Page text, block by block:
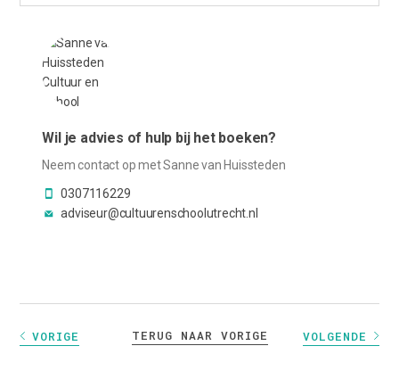
Wil je advies of hulp bij het boeken?
Neem contact op met Sanne van Huissteden
0307116229
adviseur@cultuurenschoolutrecht.nl
VORIGE TERUG NAAR VORIGE VOLGENDE